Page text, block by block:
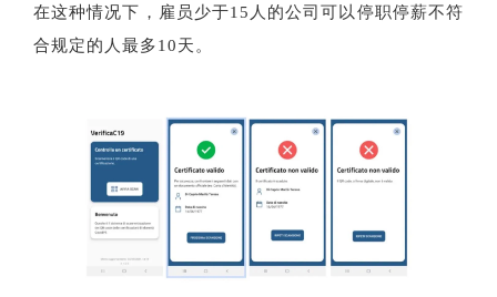
在这种情况下，雇员少于15人的公司可以停职停薪不符
合规定的人最多10天。